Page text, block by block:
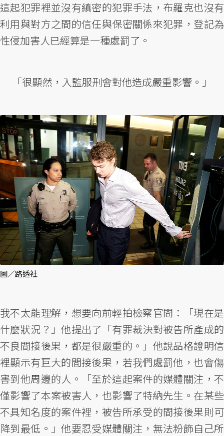
這起犯罪裡並沒有縝密的犯罪手法，布羅克也沒有
利用與對方之間的信任與保密關係來犯罪，登記為
性侵加害人已經算是一種處罰了。
「很顯然，入監服刑會對他造成嚴重影響。」
圖／路透社
我不太能理解，想要向前輕拍檢察官問：「現在是
什麼狀況？」他提出了「有罪裁決對被告所產成的
不良間接後果，都是很嚴重的。」他說品格證明信
裡顯示有巨大的間接後果，若我們處罰他，也會傷
害到他周邊的人。「至於這起案件的媒體關注，不
僅影響了本案被害人，也影響了特納先生。在某些
不具知名度的案件裡，被告所承受的間接後果則可
降到最低。」他要忍受媒體關注，無法粉飾自己所